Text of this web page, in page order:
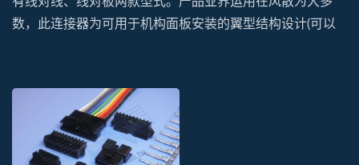
数，此连接器为可用于机构面板安装的翼型结构设计(可以
插不当可能造成的损失，可以需求客制化设计。板端做为封
闭式型式可绝缘、防尘以及对插更加牢靠等其他优点。